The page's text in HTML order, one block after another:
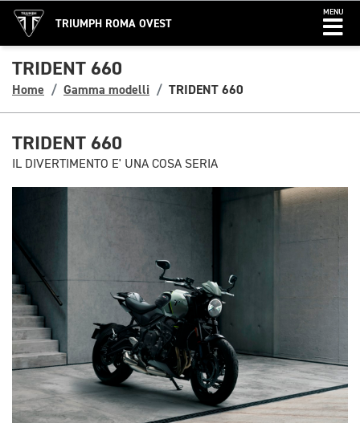
TRIUMPH ROMA OVEST
MENU
TRIDENT 660
Home Gamma modelli TRIDENT 660
TRIDENT 660
IL DIVERTIMENTO E' UNA COSA SERIA